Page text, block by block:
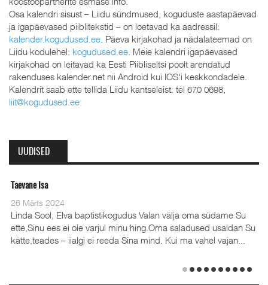
Osa kalendri sisust – Liidu sündmused, koguduste aastapäevad
ja igapäevased piiblitekstid – on loetavad ka aadressil:
kalender.kogudused.ee . Päeva kirjakohad ja nädalateemad on
Liidu kodulehel: kogudused.ee . Meie kalendri igapäevased
kirjakohad on leitavad ka Eesti Piibliseltsi poolt arendatud
rakenduses kalender.net nii Android kui IOS'i keskkondadele.
Kalendrit saab ette tellida Liidu kantseleist: tel 670 0698,
liit@kogudused.ee
UUDISED
Isa
Märts 2024
Sool, Elva baptistikogudus Valan välja oma südame Su
ees ei ole varjul minu hing.Oma saladused usaldan Su
– iialgi ei reeda Sina mind. Kui ma vahel vajan...